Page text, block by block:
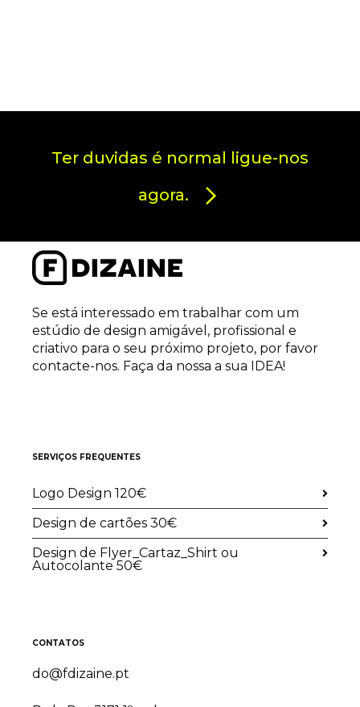
Ter duvidas é normal ligue-nos
agora.
Se está interessado em trabalhar com um
estúdio de design amigável, profissional e
criativo para o seu próximo projeto, por favor
contacte-nos. Faça da nossa a sua IDEA!
SERVIÇOS FREQUENTES
Logo Design 120€
Design de cartões 30€
Design de Flyer_Cartaz_Shirt ou
Autocolante 50€
CONTATOS
do@fdizaine.pt